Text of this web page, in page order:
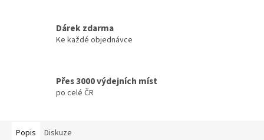
Dárek zdarma
Ke každé objednávce
Přes 3000 výdejních míst
po celé ČR
Popis Diskuze